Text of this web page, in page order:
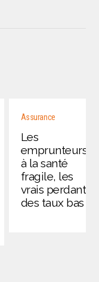
Assurance
Les
emprunteurs
à la santé
fragile, les
vrais perdants
des taux bas